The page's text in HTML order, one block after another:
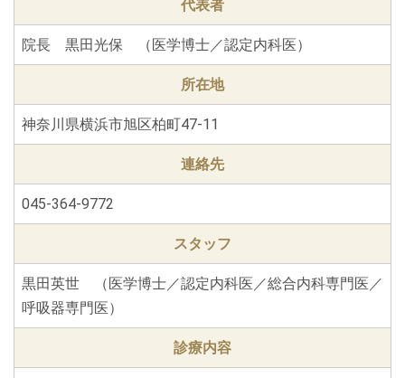
代表者
院長 黒田光保 （医学博士／認定内科医）
所在地
神奈川県横浜市旭区柏町47-11
連絡先
045-364-9772
スタッフ
黒田英世 （医学博士／認定内科医／総合内科専門医／
呼吸器専門医）
診療内容